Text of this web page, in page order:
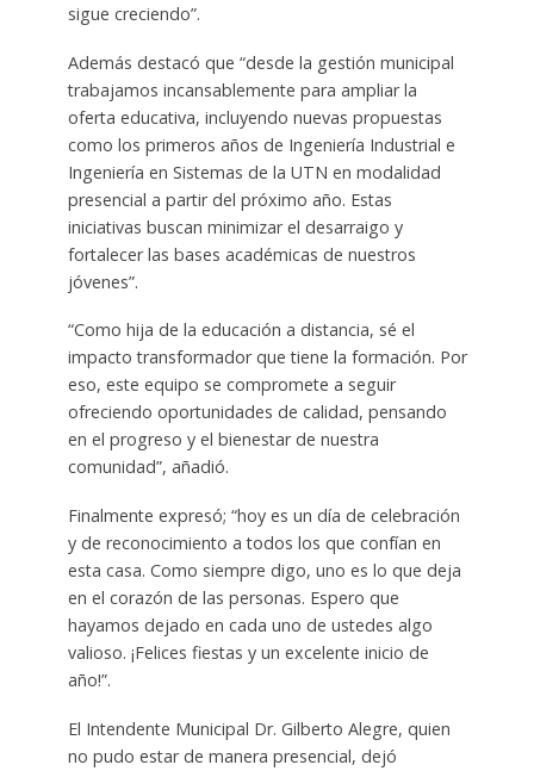
sigue creciendo”.
Además destacó que “desde la gestión municipal
trabajamos incansablemente para ampliar la
oferta educativa, incluyendo nuevas propuestas
como los primeros años de Ingeniería Industrial e
Ingeniería en Sistemas de la UTN en modalidad
presencial a partir del próximo año. Estas
iniciativas buscan minimizar el desarraigo y
fortalecer las bases académicas de nuestros
jóvenes”.
“Como hija de la educación a distancia, sé el
impacto transformador que tiene la formación. Por
eso, este equipo se compromete a seguir
ofreciendo oportunidades de calidad, pensando
en el progreso y el bienestar de nuestra
comunidad”, añadió.
Finalmente expresó; “hoy es un día de celebración
y de reconocimiento a todos los que confían en
esta casa. Como siempre digo, uno es lo que deja
en el corazón de las personas. Espero que
hayamos dejado en cada uno de ustedes algo
valioso. ¡Felices fiestas y un excelente inicio de
año!”.
El Intendente Municipal Dr. Gilberto Alegre, quien
no pudo estar de manera presencial, dejó